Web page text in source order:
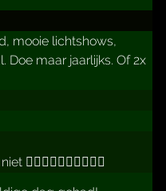
mooie lichtshows,
Doe maar jaarlijks. Of 2x